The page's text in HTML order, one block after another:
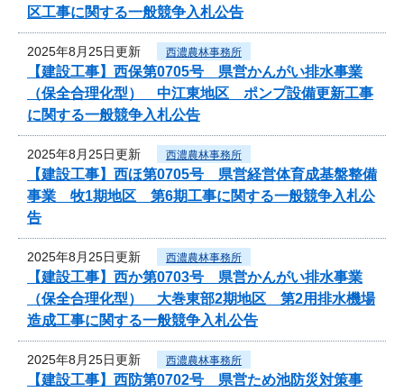
区工事に関する一般競争入札公告
2025年8月25日更新 西濃農林事務所
【建設工事】西保第0705号 県営かんがい排水事業
（保全合理化型） 中江東地区 ポンプ設備更新工事
に関する一般競争入札公告
2025年8月25日更新 西濃農林事務所
【建設工事】西ほ第0705号 県営経営体育成基盤整備
事業 牧1期地区 第6期工事に関する一般競争入札公
告
2025年8月25日更新 西濃農林事務所
【建設工事】西か第0703号 県営かんがい排水事業
（保全合理化型） 大巻東部2期地区 第2用排水機場
造成工事に関する一般競争入札公告
2025年8月25日更新 西濃農林事務所
【建設工事】西防第0702号 県営ため池防災対策事